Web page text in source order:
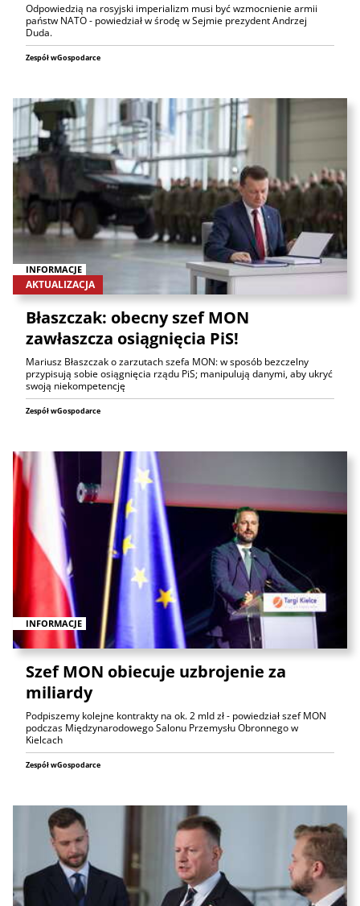
Odpowiedzią na rosyjski imperializm musi być wzmocnienie armii
państw NATO - powiedział w środę w Sejmie prezydent Andrzej
Duda.
Zespół wGospodarce
INFORMACJE
AKTUALIZACJA
Błaszczak: obecny szef MON
zawłaszcza osiągnięcia PiS!
Mariusz Błaszczak o zarzutach szefa MON: w sposób bezczelny
przypisują sobie osiągnięcia rządu PiS; manipulują danymi, aby ukryć
swoją niekompetencję
Zespół wGospodarce
INFORMACJE
Szef MON obiecuje uzbrojenie za
miliardy
Podpiszemy kolejne kontrakty na ok. 2 mld zł - powiedział szef MON
podczas Międzynarodowego Salonu Przemysłu Obronnego w
Kielcach
Zespół wGospodarce